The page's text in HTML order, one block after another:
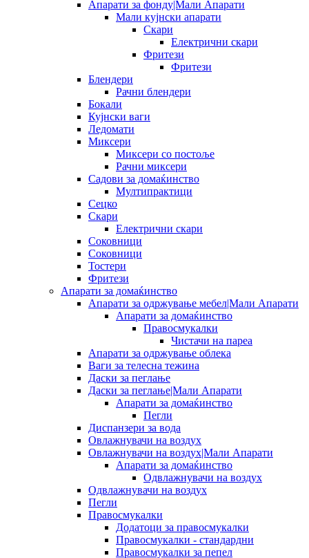
Апарати за фонду|Мали Апарати
Мали кујнски апарати
Скари
Електрични скари
Фритези
Фритези
Блендери
Рачни блендери
Бокали
Кујнски ваги
Ледомати
Миксери
Миксери со постоље
Рачни миксери
Садови за домаќинство
Мултипрактици
Сецко
Скари
Електрични скари
Соковници
Соковници
Тостери
Фритези
Апарати за домаќинство
Апарати за одржување мебел|Мали Апарати
Апарати за домаќинство
Правосмукалки
Чистачи на пареа
Апарати за одржување облека
Ваги за телесна тежина
Даски за пеглање
Даски за пеглање|Мали Апарати
Апарати за домаќинство
Пегли
Диспанзери за вода
Овлажнувачи на воздух
Овлажнувачи на воздух|Мали Апарати
Апарати за домаќинство
Одвлажнувачи на воздух
Одвлажнувачи на воздух
Пегли
Правосмукалки
Додатоци за правосмукалки
Правосмукалки - стандардни
Правосмукалки за пепел